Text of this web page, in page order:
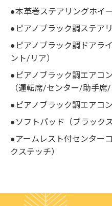
●本革巻ステアリングホイ
●ピアノブラック調ステア
●ピアノブラック調ドアラ
ント/リア）
●ピアノブラック調エアコ
（運転席/センター/助手席/
●ピアノブラック調エアコ
●ソフトパッド（ブラック
●アームレスト付センター
クステッチ）